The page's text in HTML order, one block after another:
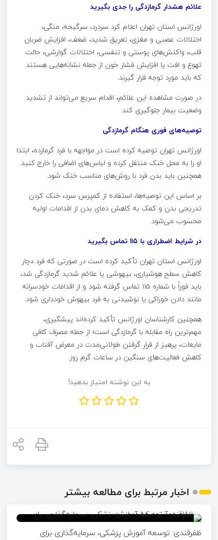
علائم هشدار گرمازدگی را جدی بگیرید
اورژانس استان تهران اعلام کرد سردرد، سرگیجه، منگی،
اختلالات عصبی و مغزی، تعریق شدید، ضعف، افزایش ضربان
قلب، واکنش‌های پوستی و تنفسی، اختلالات گوارشی، حالت
تهوع و افت یا افزایش فشار خون از جمله نشانه‌هایی هستند
که باید مورد توجه قرار گیرند.
در صورت مشاهده این علائم، اقدام سریع می‌تواند از تشدید
وضعیت بیمار جلوگیری کند.
توصیه‌های فوری هنگام گرمازدگی
اورژانس تهران توصیه کرده است در مواجهه با فرد گرمازده، ابتدا
او را به محل خنک منتقل کرده و لباس‌های اضافی را خارج کنید.
همچنین باید بدن فرد با روش‌های مناسب خنک شود.
بر اساس این توصیه‌ها، استفاده از کمپرس سرد، خنک کردن
تدریجی بدن و کمک به کاهش دمای بدن از اقدامات اولیه
محسوب می‌شود.
در شرایط اضطراری با ۱۱۵ تماس بگیرید
اورژانس استان تهران تأکید کرده است در صورتی که فرد دچار
کاهش سطح هوشیاری، بیهوشی یا علائم شدید گرمازدگی شد،
باید فوراً با شماره ۱۱۵ تماس گرفته شود و از اقدامات خودسرانه
مانند دادن خوراکی یا نوشیدنی به فرد بیهوش خودداری شود.
همچنین کارشناسان اورژانس تأکید کرده‌اند پیشگیری،
مهم‌ترین راه مقابله با گرمازدگی است؛ از جمله مصرف کافی
مایعات، پرهیز از قرار گرفتن طولانی‌مدت در معرض آفتاب و
کاهش فعالیت‌های سنگین در ساعات گرم روز.
به این نوشته امتیاز بدهید!
اخبار مرتبط برای مطالعه بیشتر
ظفرقندی: توسعه آموزش پزشکی، سرمایه‌گذاری برای